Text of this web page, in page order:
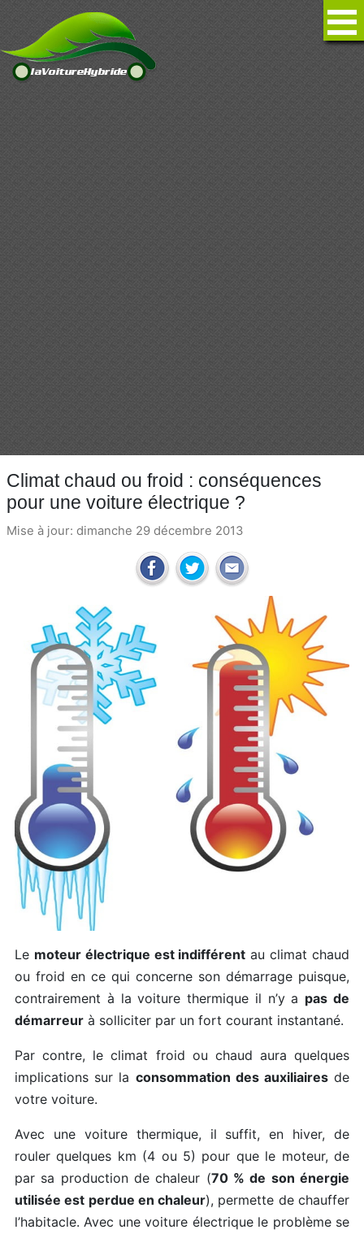
Climat chaud ou froid : conséquences
pour une voiture électrique ?
Mise à jour: dimanche 29 décembre 2013
Le moteur électrique est indifférent au climat chaud
ou froid en ce qui concerne son démarrage puisque,
contrairement à la voiture thermique il n’y a pas de
démarreur à solliciter par un fort courant instantané.
Par contre, le climat froid ou chaud aura quelques
implications sur la consommation des auxiliairesde
votre voiture.
Avec une voiture thermique, il suffit, en hiver, de
rouler quelques km (4 ou 5) pour que le moteur, de
par sa production de chaleur (70 % de son énergie
utilisée est perdue en chaleur), permette de chauffer
l’habitacle. Avec une voiture électrique le problème se